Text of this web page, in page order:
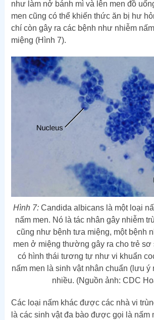
như làm nở bánh mì và lên men đồ
men cũng có thể khiến thức ăn bị hư
chí còn gây ra các bệnh như nhiễm
miệng (Hình 7).
Hình 7: Candida albicans là một loại
nấm men. Nó là tác nhân gây nhiễm
cũng như bệnh tưa miệng, một bệnh
men ở miệng thường gây ra cho trẻ sơ
có hình thái tương tự như vi khuẩn
nấm men là sinh vật nhân chuẩn (lưu
nhiều. (Nguồn ảnh: CDC
Các loại nấm khác được các nhà vi
là các sinh vật đa bào được gọi là nấm